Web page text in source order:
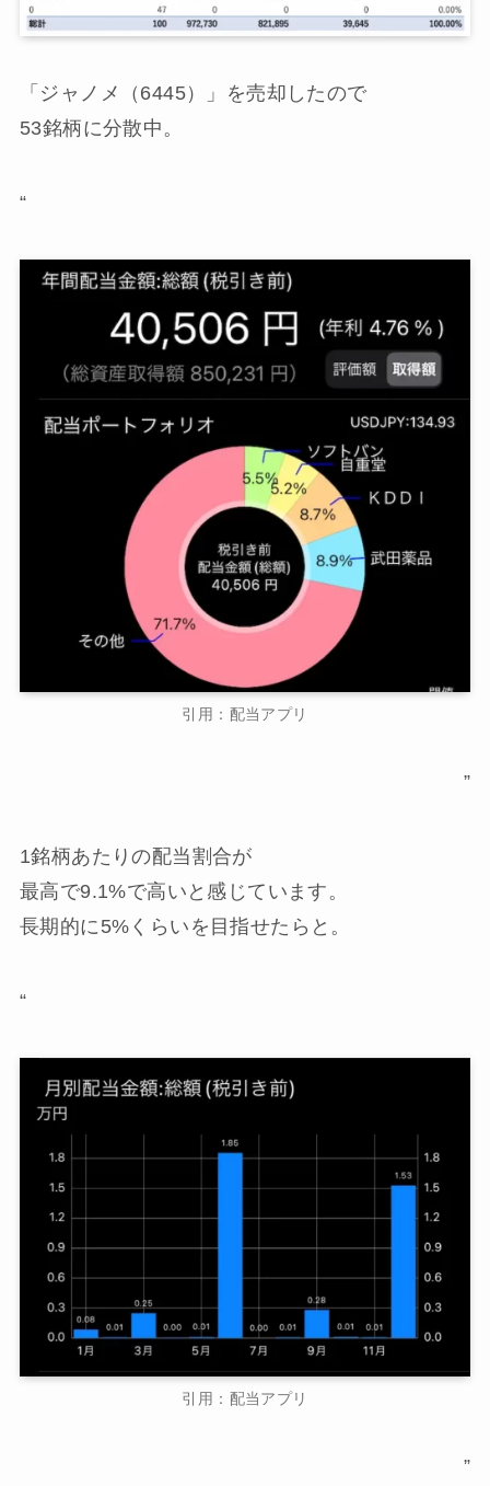
「ジャノメ（6445）」を売却したので
53銘柄に分散中。
“
引用：配当アプリ
”
1銘柄あたりの配当割合が
最高で9.1%で高いと感じています。
長期的に5%くらいを目指せたらと。
“
引用：配当アプリ
”